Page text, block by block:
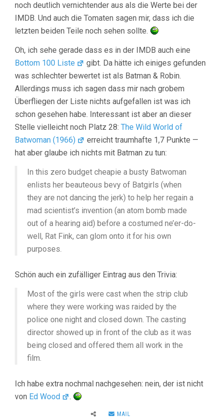
noch deutlich vernichtender aus als die Werte bei der
IMDB. Und auch die Tomaten sagen mir, dass ich die
letzten beiden Teile noch sehen sollte.
Oh, ich sehe gerade dass es in der IMDB auch eine
Bottom 100 Liste
gibt. Da hätte ich einiges gefunden
was schlechter bewertet ist als Batman & Robin.
Allerdings muss ich sagen dass mir nach grobem
Überfliegen der Liste nichts aufgefallen ist was ich
schon gesehen habe. Interessant ist aber an dieser
Stelle vielleicht noch Platz 28: The Wild World of
Batwoman (1966)
erreicht traumhafte 1,7 Punkte —
hat aber glaube ich nichts mit Batman zu tun:
In this zero budget cheapie a busty Batwoman
enlists her beauteous bevy of Batgirls (when
they are not dancing the jerk) to help her regain a
mad scientist’s invention (an atom bomb made
out of a hearing aid) before a costumed ne’er-do-
well, Rat Fink, can glom onto it for his own
purposes.
Schön auch ein zufälliger Eintrag aus den Trivia:
Most of the girls were cast when the strip club
where they were working was raided by the
police one night and closed down. The casting
director showed up in front of the club as it was
being closed and offered them all work in the
film.
Ich habe extra nochmal nachgesehen: nein, der ist nicht
von Ed Wood .
MAIL